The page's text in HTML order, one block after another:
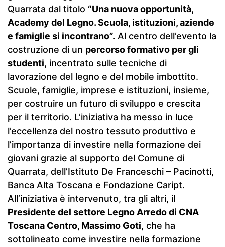
Quarrata dal titolo “Una nuova opportunità,
Academy del Legno. Scuola, istituzioni, aziende
e famiglie si incontrano”. Al centro dell’evento la
costruzione di un percorso formativo per gli
studenti, incentrato sulle tecniche di
lavorazione del legno e del mobile imbottito.
Scuole, famiglie, imprese e istituzioni, insieme,
per costruire un futuro di sviluppo e crescita
per il territorio. L’iniziativa ha messo in luce
l’eccellenza del nostro tessuto produttivo e
l’importanza di investire nella formazione dei
giovani grazie al supporto del Comune di
Quarrata, dell’Istituto De Franceschi – Pacinotti,
Banca Alta Toscana e Fondazione Caript.
All’iniziativa è intervenuto, tra gli altri, il
Presidente del settore Legno Arredo di CNA
Toscana Centro, Massimo Goti, che ha
sottolineato come investire nella formazione